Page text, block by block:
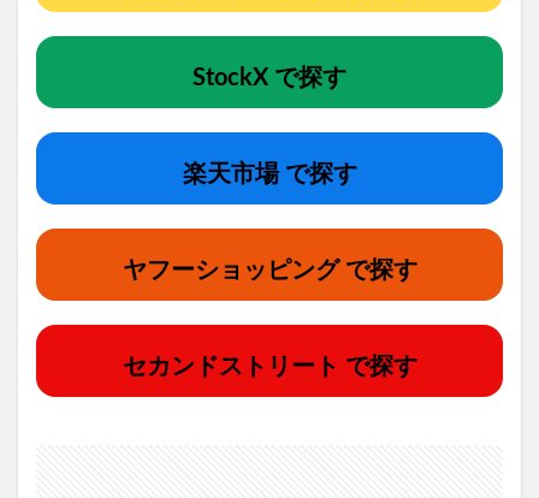
StockX で探す
楽天市場 で探す
ヤフーショッピング で探す
セカンドストリート で探す